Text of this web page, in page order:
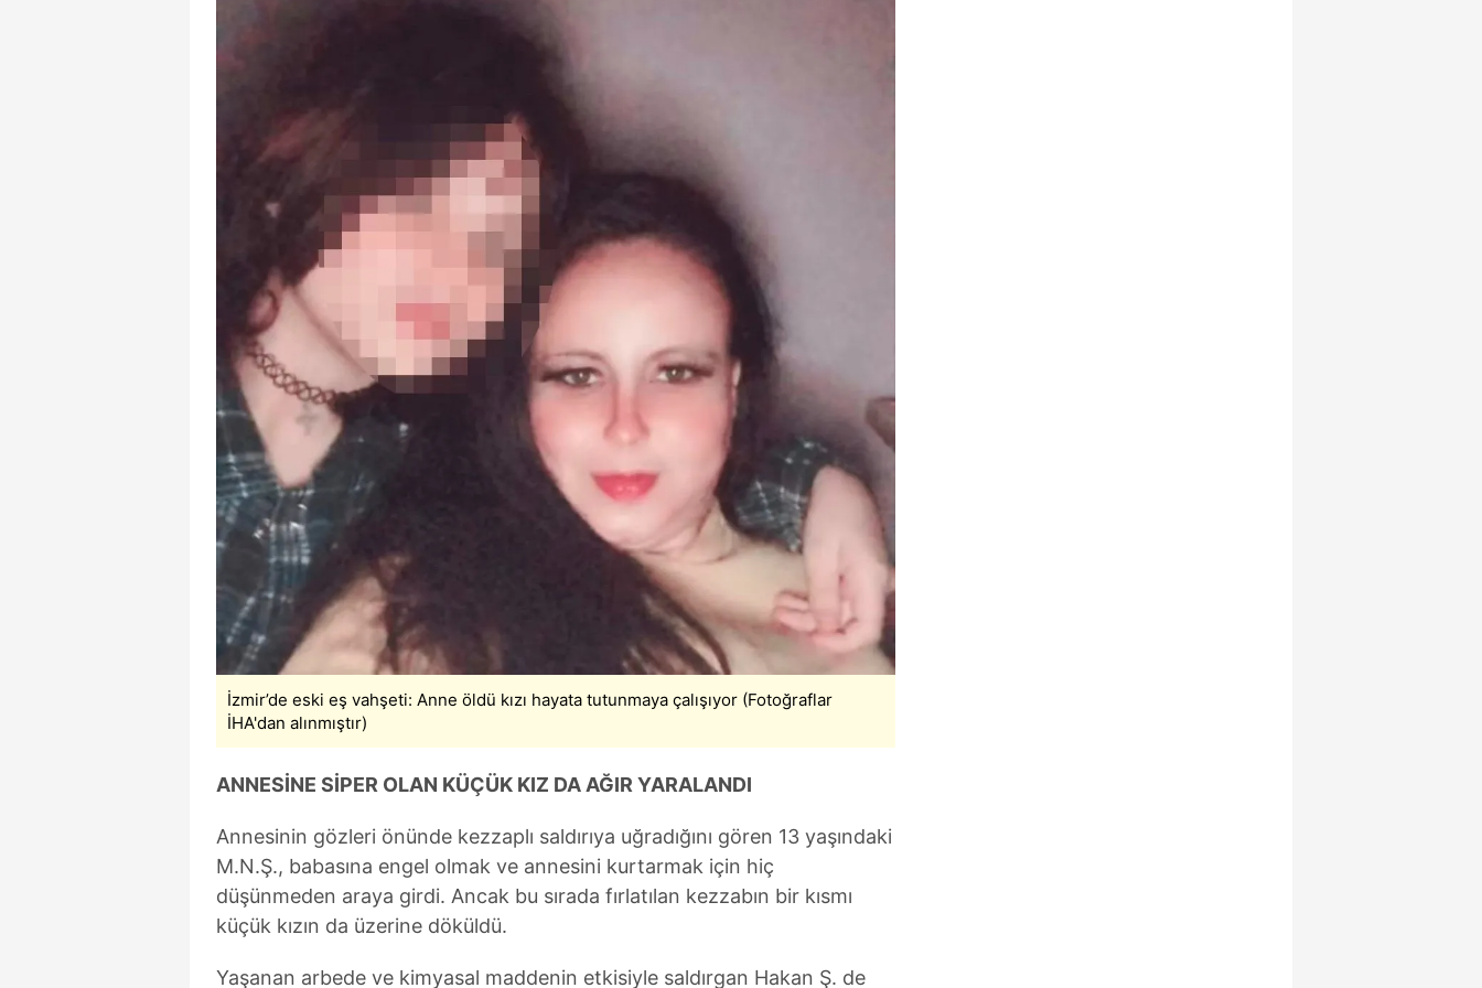
İzmir’de eski eş vahşeti: Anne öldü kızı hayata tutunmaya çalışıyor (Fotoğraflar
İHA'dan alınmıştır)
ANNESİNE SİPER OLAN KÜÇÜK KIZ DA AĞIR YARALANDI
Annesinin gözleri önünde kezzaplı saldırıya uğradığını gören 13 yaşındaki
M.N.Ş., babasına engel olmak ve annesini kurtarmak için hiç
düşünmeden araya girdi. Ancak bu sırada fırlatılan kezzabın bir kısmı
küçük kızın da üzerine döküldü.
Yaşanan arbede ve kimyasal maddenin etkisiyle saldırgan Hakan Ş. de